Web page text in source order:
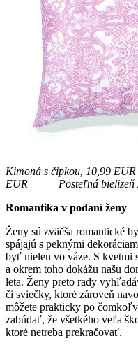
Kimoná s čipkou, 10,99
EUR Posteľná bielizeň z
Romantika v podaní ženy
Ženy sú zväčša romantické
spájajú s peknými
byť nielen vo váze. S kvetmi
a okrem toho dokážu našu
leta. Ženy preto rady
či sviečky, ktoré zároveň
môžete prakticky po
zabúdať, že všetkého veľa
ktoré netreba prekračovať.